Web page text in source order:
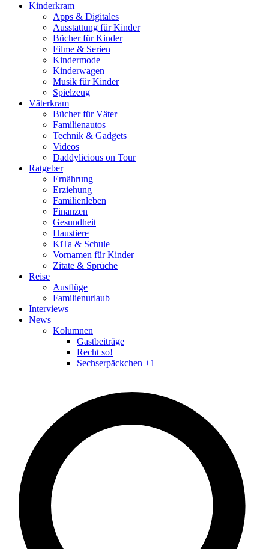
Kinderkram
Apps & Digitales
Ausstattung für Kinder
Bücher für Kinder
Filme & Serien
Kindermode
Kinderwagen
Musik für Kinder
Spielzeug
Väterkram
Bücher für Väter
Familienautos
Technik & Gadgets
Videos
Daddylicious on Tour
Ratgeber
Ernährung
Erziehung
Familienleben
Finanzen
Gesundheit
Haustiere
KiTa & Schule
Vornamen für Kinder
Zitate & Sprüche
Reise
Ausflüge
Familienurlaub
Interviews
News
Kolumnen
Gastbeiträge
Recht so!
Sechserpäckchen +1